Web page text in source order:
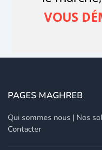
PAGES MAGHREB
Qui sommes nous | Nos
Contacter